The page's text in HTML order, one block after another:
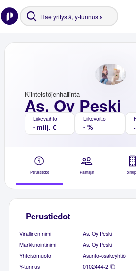
As. Oy Peski
Kiinteistöjenhallinta
Liikevaihto
- milj. €
Liikevoitto
- %
Perustiedot Päättäjät
Perustiedot
Virallinen nimi
As. Oy Peski
Markkinointinimi
As. Oy Peski
Yhteisömuoto
Asunto-osakeyhtiö
Y-tunnus
0102444-2